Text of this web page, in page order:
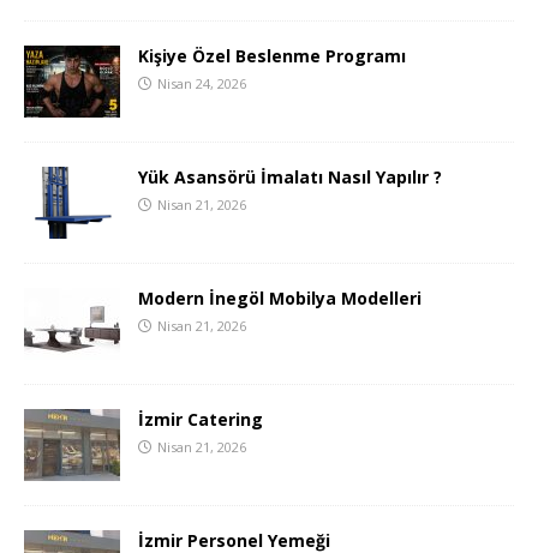
Kişiye Özel Beslenme Programı
Nisan 24, 2026
Yük Asansörü İmalatı Nasıl Yapılır ?
Nisan 21, 2026
Modern İnegöl Mobilya Modelleri
Nisan 21, 2026
İzmir Catering
Nisan 21, 2026
İzmir Personel Yemeği